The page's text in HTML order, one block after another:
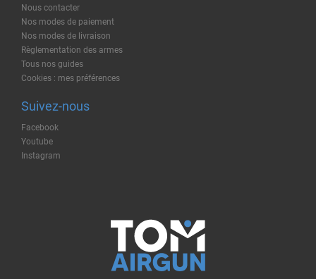
Nous contacter
Nos modes de paiement
Nos modes de livraison
Règlementation des armes
Tous nos guides
Cookies : mes préférences
Suivez-nous
Facebook
Youtube
Instagram